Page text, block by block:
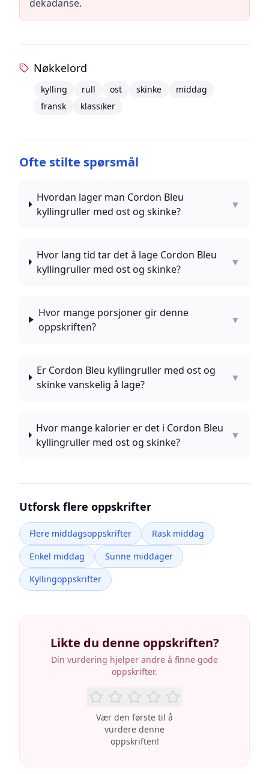
dekadanse.
Nøkkelord
kylling rull ost skinke
middag
fransk
klassiker
Ofte stilte spørsmål
Hvordan lager man Cordon Bleu
kyllingruller med ost og skinke?
▼
Hvor lang tid tar det å lage Cordon Bleu
kyllingruller med ost og skinke?
▼
Hvor mange porsjoner gir denne
oppskriften?
▼
Er Cordon Bleu kyllingruller med ost og
skinke vanskelig å lage?
▼
Hvor mange kalorier er det i Cordon Bleu
kyllingruller med ost og skinke?
▼
Utforsk flere oppskrifter
Flere middagsoppskrifter
Rask middag
Enkel middag
Sunne middager
Kyllingoppskrifter
Likte du denne oppskriften?
Din vurdering hjelper andre å finne gode
oppskrifter.
Vær den første til å
vurdere denne
oppskriften!